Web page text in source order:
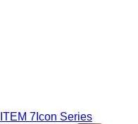
ITEM 7 Icon Series